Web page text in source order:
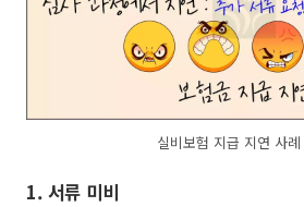
실비보험 지급 지연 사례
1. 서류 미비